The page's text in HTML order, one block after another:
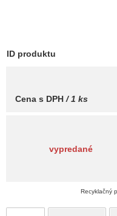
ID produktu
Cena s DPH/ 1 ks
vypredané
Recyklačný